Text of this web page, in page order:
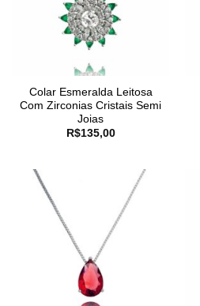
Colar Esmeralda Leitosa
Com Zirconias Cristais Semi
Joias
R$135,00